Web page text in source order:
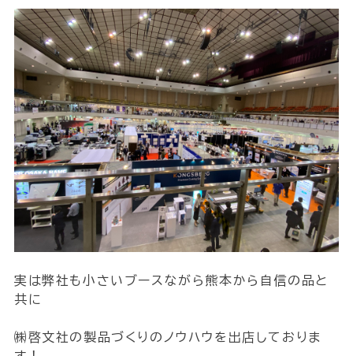
実は弊社も小さいブースながら熊本から自信の品と
共に
㈱啓文社の製品づくりのノウハウを出店しておりま